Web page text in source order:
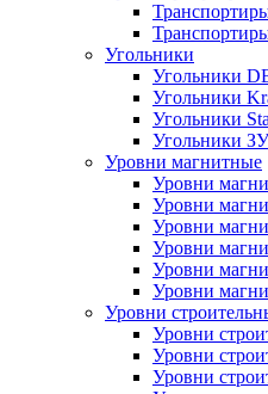
Угольники
Угольники
Угольники
Угольники
Угольники
Уровни магнитные
Уровни
Уровни
Уровни
Уровни
Уровни
Уровни
Уровни
Уровни
Уровни
Уровни